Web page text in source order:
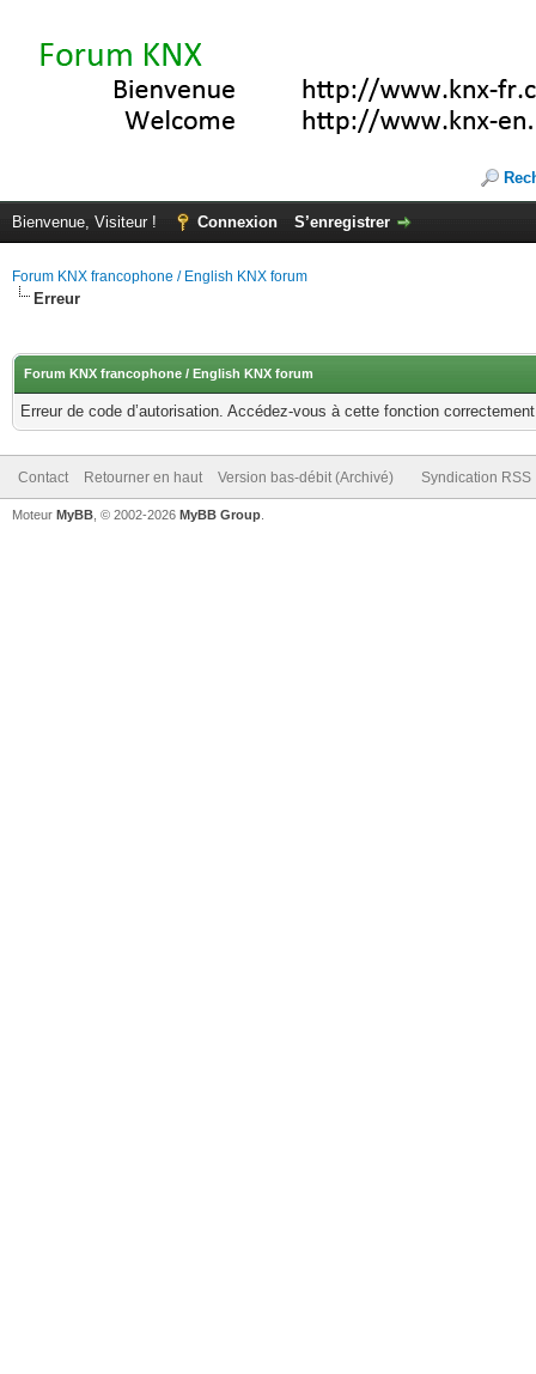
Bienvenue, Visiteur ! Connexion S’enregistrer
Forum KNX francophone / English KNX forum
Erreur
Forum KNX francophone / English KNX forum
Erreur de code d’autorisation. Accédez-vous à cette fonction
Contact Retourner en haut Version bas-débit (Archivé) Syndication RSS
Moteur MyBB , © 2002-2026 MyBB Group